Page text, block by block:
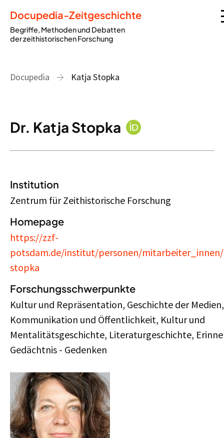
Docupedia-Zeitgeschichte
Begriffe, Methoden und Debatten
der zeithistorischen Forschung
Docupedia Katja Stopka
Dr. Katja Stopka
Institution
Zentrum für Zeithistorische Forschung
Homepage
https://zzf-
potsdam.de/institut/personen/
stopka
Forschungsschwerpunkte
Kultur und Repräsentation, Geschichte der Medien,
Kommunikation und Öffentlichkeit, Kultur und
Mentalitätsgeschichte, Literaturgeschichte,
Gedächtnis - Gedenken